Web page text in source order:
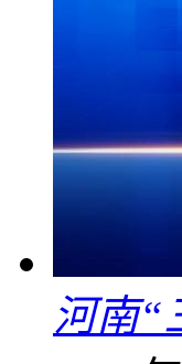
河南“